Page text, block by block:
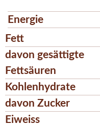
Energie
Fett
davon gesättigte
Fettsäuren
Kohlenhydrate
davon Zucker
Eiweiss